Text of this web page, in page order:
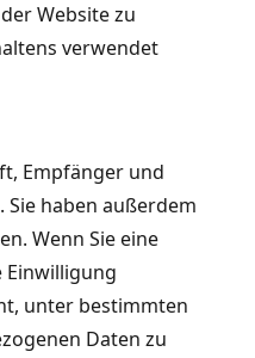
Website zu
verwendet
Empfänger und
haben außerdem
Wenn Sie eine
Einwilligung
unter bestimmten
Daten zu